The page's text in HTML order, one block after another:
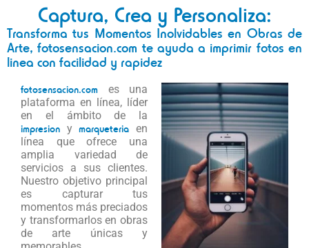
Captura, Crea y Personaliza:
Transforma tus Momentos Inolvidables en Obras de
Arte, fotosensacion.com te ayuda a imprimir fotos en
linea con facilidad y rapidez
fotosensacion.com es una
plataforma en línea, líder
en el ámbito de la
impresion ymarqueteria en
línea que ofrece una
amplia variedad de
servicios a sus clientes.
Nuestro objetivo principal
es capturar tus
momentos más preciados
y transformarlos en obras
de arte únicas y